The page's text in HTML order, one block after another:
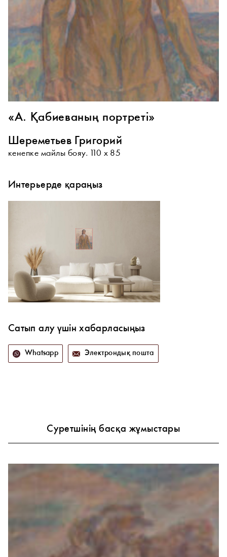
«А. Қабиеваның портреті»
Шереметьев Григорий
кенепке майлы бояу. 110 х 85
Интерьерде қараңыз
Сатып алу үшін хабарласыңыз
Whatsapp Электрондық пошта
Суретшінің басқа жұмыстары